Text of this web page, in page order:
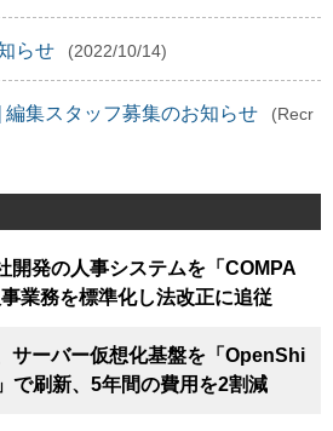
らせ (2022/10/14)
編集スタッフ募集のお知らせ
(Recr
開発の人事システムを「COMPA
業務を標準化し法改正に追従
サーバー仮想化基盤を「OpenShi
で刷新、5年間の費用を2割減